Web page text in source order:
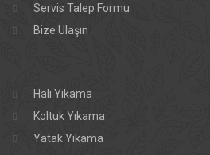
Servis Talep Formu
Bize Ulaşın
Halı Yıkama
Koltuk Yıkama
Yatak Yıkama